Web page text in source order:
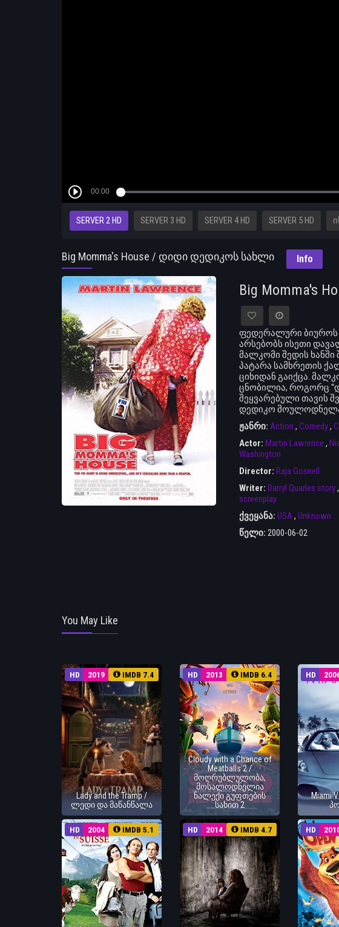
SERVER 2 HD SERVER 3 HD SERVER 4 HD SERVER 5 HD
Big Momma's House / დიდი დედიკოს სახლი Info
Big Momma's
ფედერალური ბიუროს
არსებობს ისეთი
მალკომი შედის
პატარა სამხრეთის
ციხიდან გაიქცა.
ცნობილია, როგორც
შეყვარებული თავის
დედიკო
ჟანრი: Action , Comedy,
Actor: Martin Lawrence ,
Washington
Director: Raja Gosnell
Writer: Darryl Quarles story,
screenplay
ქვეყანა: USA, Unknown
წელი: 2000-06-02
You May Like
HD 2019 IMDB 7.4
Lady and the Tramp /
ლედი და მაწანწალა
HD 2013 IMDB 6.4
Cloudy with a Chance of
Meatballs 2 /
მოღრუბლულობა,
მოსალოდნელია
ნალექი გუფთების
სახით 2
HD
Miami
HD 2004 IMDB 5.1 HD 2014 IMDB 4.7 HD